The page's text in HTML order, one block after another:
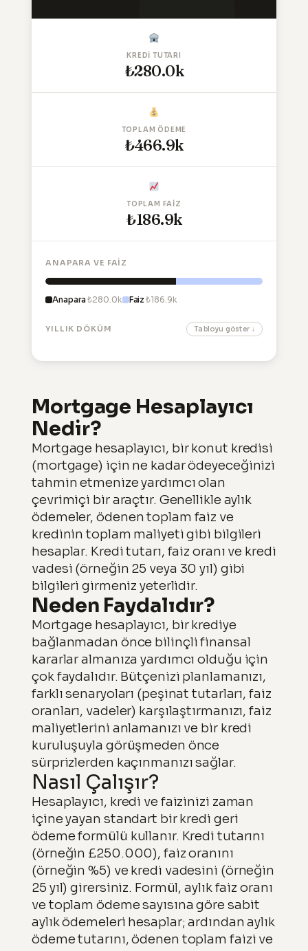
KREDI TUTARI
₺280.0k
TOPLAM ÖDEME
₺466.9k
TOPLAM FAIZ
₺186.9k
ANAPARA VE FAIZ
Anapara₺280.0k Faiz ₺186.9k
YILLIK DÖKÜM Tabloyu göster ↓
Mortgage Hesaplayıcı
Nedir?
Mortgage hesaplayıcı, bir konut kredisi
(mortgage) için ne kadar ödeyeceğinizi
tahmin etmenize yardımcı olan
çevrimiçi bir araçtır. Genellikle aylık
ödemeler, ödenen toplam faiz ve
kredinin toplam maliyeti gibi bilgileri
hesaplar. Kredi tutarı, faiz oranı ve kredi
vadesi (örneğin 25 veya 30 yıl) gibi
bilgileri girmeniz yeterlidir.
Neden Faydalıdır?
Mortgage hesaplayıcı, bir krediye
bağlanmadan önce bilinçli finansal
kararlar almanıza yardımcı olduğu için
çok faydalıdır. Bütçenizi planlamanızı,
farklı senaryoları (peşinat tutarları, faiz
oranları, vadeler) karşılaştırmanızı, faiz
maliyetlerini anlamanızı ve bir kredi
kuruluşuyla görüşmeden önce
sürprizlerden kaçınmanızı sağlar.
Nasıl Çalışır?
Hesaplayıcı, kredi ve faizinizi zaman
içine yayan standart bir kredi geri
ödeme formülü kullanır. Kredi tutarını
(örneğin £250.000), faiz oranını
(örneğin %5) ve kredi vadesini (örneğin
25 yıl) girersiniz. Formül, aylık faiz oranı
ve toplam ödeme sayısına göre sabit
aylık ödemeleri hesaplar; ardından aylık
ödeme tutarını, ödenen toplam faizi ve